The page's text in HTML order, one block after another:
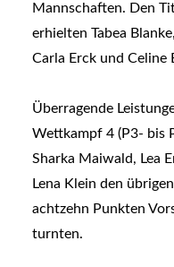
Mannschaften. Den
erhielten Tabea
Carla Erck und Celine
Überragende
Wettkampf 4 (P3- bis
Sharka Maiwald, Lea
Lena Klein den
achtzehn Punkten
turnten.